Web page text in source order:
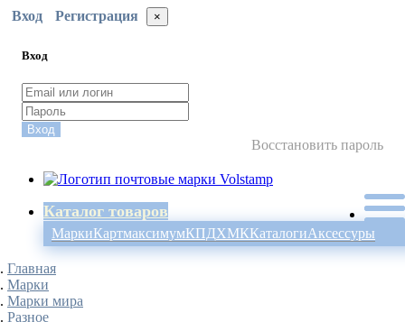
Вход Регистрация ×
Вход
Вход
Восстановить пароль
Каталог товаров
МаркиКартмаксимумКПДХМККаталогиАксессуры
Главная
Марки
Марки мира
Разное